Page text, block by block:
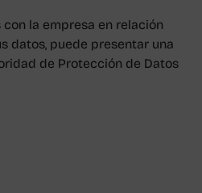
la empresa en relación
datos, puede presentar una
de Protección de Datos